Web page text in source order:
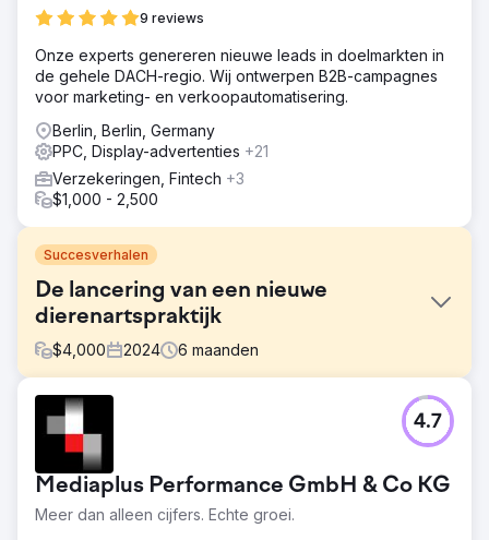
9 reviews
Onze experts genereren nieuwe leads in doelmarkten in
de gehele DACH-regio. Wij ontwerpen B2B-campagnes
voor marketing- en verkoopautomatisering.
Berlin, Berlin, Germany
PPC, Display-advertenties +21
Verzekeringen, Fintech +3
$1,000 - 2,500
Succesverhalen
De lancering van een nieuwe
dierenartspraktijk
$4,000 2024 6 maanden
Uitdaging
The Mewes Vets is een gevestigde onafhankelijke,
prijswinnende dierenarts gevestigd in Haywards Heath en
Rottingdean, die de lokale gemeenschap bedient die
zich inzet om huisdieren de best mogelijke zorg te
bieden. Ze benaderden ons om te helpen bij het lanceren
van een nieuwe praktijk in Peacehaven. We hebben een
Mediaplus Performance GmbH & Co KG
Meer dan alleen cijfers. Echte groei.
4.7